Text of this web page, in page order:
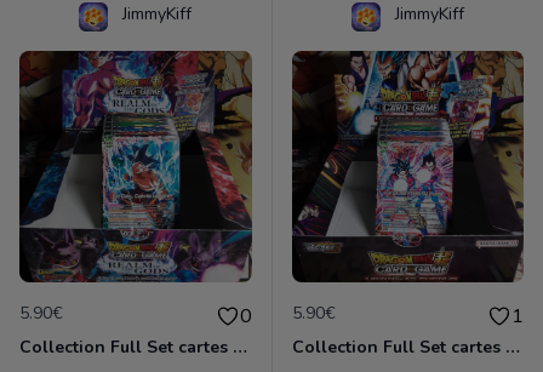
JimmyKiff
5.90€ 0
Collection Full Set cartes C/UC 98/98 BT16 Realm of the Gods / Dragon Ball Super Card Game
JimmyKiff
5.90€ 1
Collection Full Set cartes C/UC 98/98 BT18 Dawn of Z-Legends / Dragon Ball Super Card Game